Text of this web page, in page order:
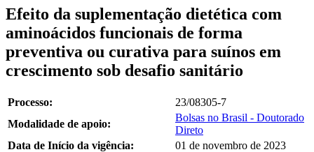
Efeito da suplementação dietética com
aminoácidos funcionais de forma
preventiva ou curativa para suínos em
crescimento sob desafio sanitário
Processo:
23/08305-7
Modalidade de apoio:
Bolsas no Brasil - Doutorado
Direto
Data de Início da vigência:
01 de novembro de 2023